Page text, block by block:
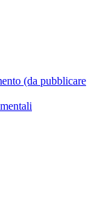
(da pubblicare